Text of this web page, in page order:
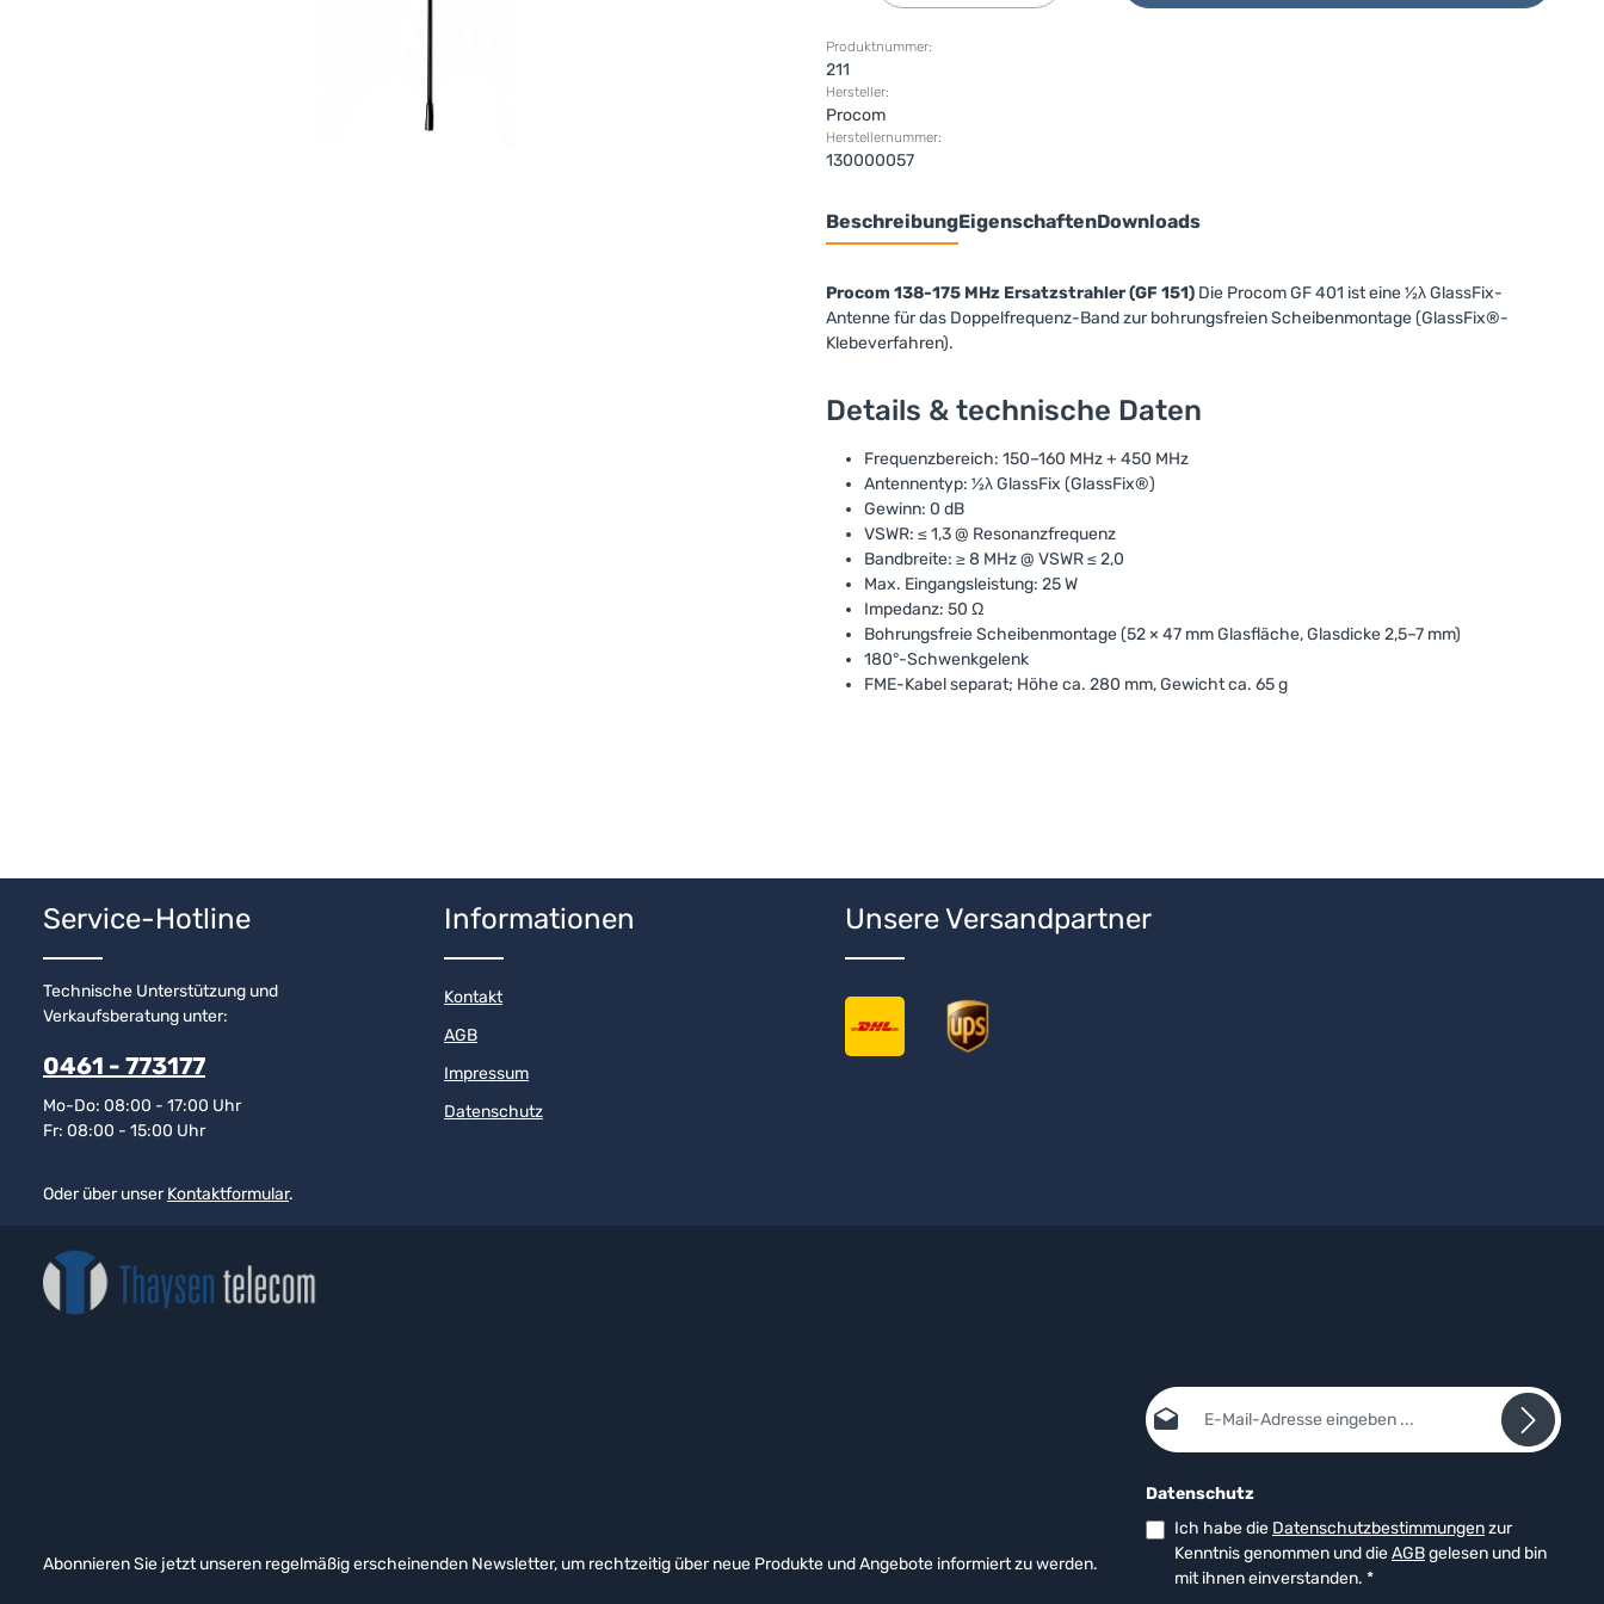
Produktnummer:
211
Hersteller:
Procom
Herstellernummer:
130000057
BeschreibungEigenschaftenDownloads
Procom 138-175 MHz Ersatzstrahler (GF 151) Die Procom GF 401 ist eine ½λ GlassFix-
Antenne für das Doppelfrequenz-Band zur bohrungsfreien Scheibenmontage (GlassFix®-
Klebeverfahren).
Details & technische Daten
Frequenzbereich: 150–160 MHz + 450 MHz
Antennentyp: ½λ GlassFix (GlassFix®)
Gewinn: 0 dB
VSWR: ≤ 1,3 @ Resonanzfrequenz
Bandbreite: ≥ 8 MHz @ VSWR ≤ 2,0
Max. Eingangsleistung: 25 W
Impedanz: 50 Ω
Bohrungsfreie Scheibenmontage (52 × 47 mm Glasfläche, Glasdicke 2,5–7 mm)
180°-Schwenkgelenk
FME-Kabel separat; Höhe ca. 280 mm, Gewicht ca. 65 g
Service-Hotline
Technische Unterstützung und
Verkaufsberatung unter:
0461 - 773177
Mo-Do: 08:00 - 17:00 Uhr
Fr: 08:00 - 15:00 Uhr
Oder über unserKontaktformular.
Informationen
Kontakt
AGB
Impressum
Datenschutz
Unsere Versandpartner
Abonnieren Sie jetzt unseren regelmäßig erscheinenden Newsletter, um rechtzeitig über neue Produkte und Angebote informiert zu werden.
E-Mail-Adresse*
Datenschutz
Ich habe die Datenschutzbestimmungenzur
Kenntnis genommen und dieAGBgelesen und bin
mit ihnen einverstanden. *